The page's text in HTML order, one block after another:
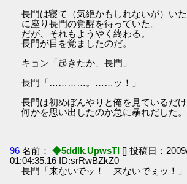
長門は寝て（気絶かもしれないが）い
に座り長門の覚醒を待っていた。
だが、それもようやく終わる。
長門が目を覚ましたのだ。
キョン「起きたか、長門」
長門「…………。……ッ！」
長門は初めぼんやりと俺を見ているだ
何かを思い出したのか急に暴れだした。
96 名前： ◆5ddIk.UpwsTI [] 投稿日：
01:04:35.16 ID:srRwBZkZ0
長門「来ないでッ！ 来ないでぇッ！」